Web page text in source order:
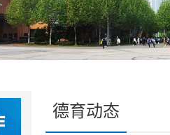
德育动态